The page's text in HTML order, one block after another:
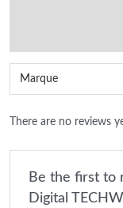
Marque
There are no reviews
Be the first to
Digital